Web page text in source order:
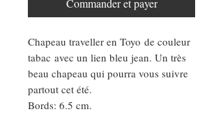
Commander et payer
Chapeau traveller en Toyo de couleur
tabac avec un lien bleu jean. Un très
beau chapeau qui pourra vous suivre
partout cet été.
Bords: 6.5 cm.